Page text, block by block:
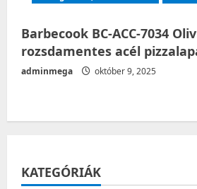
Barbecook BC-ACC-7034
rozsdamentes acél
adminmega október 9, 2025
KATEGÓRIÁK